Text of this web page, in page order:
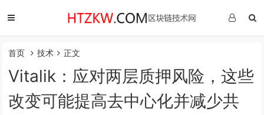
首页 技术 正文
Vitalik：应对两层质押风险，这些
改变可能提高去中心化并减少共